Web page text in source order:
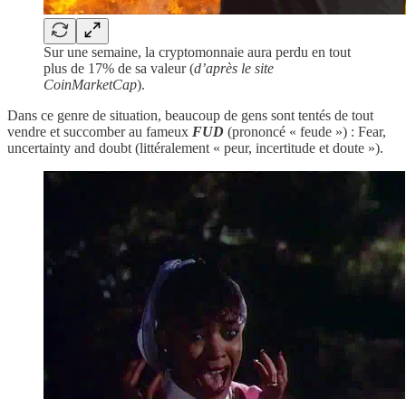
Sur une semaine, la cryptomonnaie aura perdu en tout
plus de 17% de sa valeur (d’après le site
CoinMarketCap).
Dans ce genre de situation, beaucoup de gens sont tentés de tout
vendre et succomber au fameux FUD (prononcé « feude ») : Fear,
uncertainty and doubt (littéralement « peur, incertitude et doute »).